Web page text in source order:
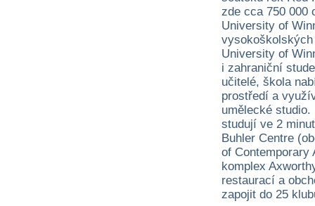
zde cca 750 000
University of
University of
i zahraniční
učitelé, škola
prostředí a
umělecké
studují ve 2
Buhler Centre
of Contemporary
komplex
restaurací a
zapojit do 25